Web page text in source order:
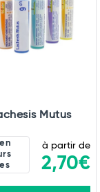
Mutus
à partir de
2,70€